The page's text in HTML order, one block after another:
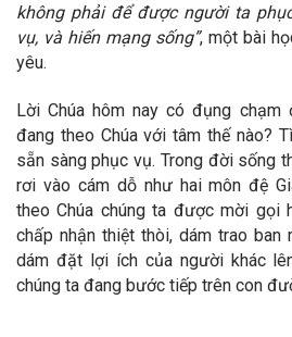
không phải để được người ta
vụ, và hiến mạng sống”, một bài
yêu.
Lời Chúa hôm nay có đụng chạm
đang theo Chúa với tâm thế nào?
sẵn sàng phục vụ. Trong đời sống
rơi vào cám dỗ như hai môn đệ
theo Chúa chúng ta được mời gọi
chấp nhận thiệt thòi, dám trao ban
dám đặt lợi ích của người khác
chúng ta đang bước tiếp trên con